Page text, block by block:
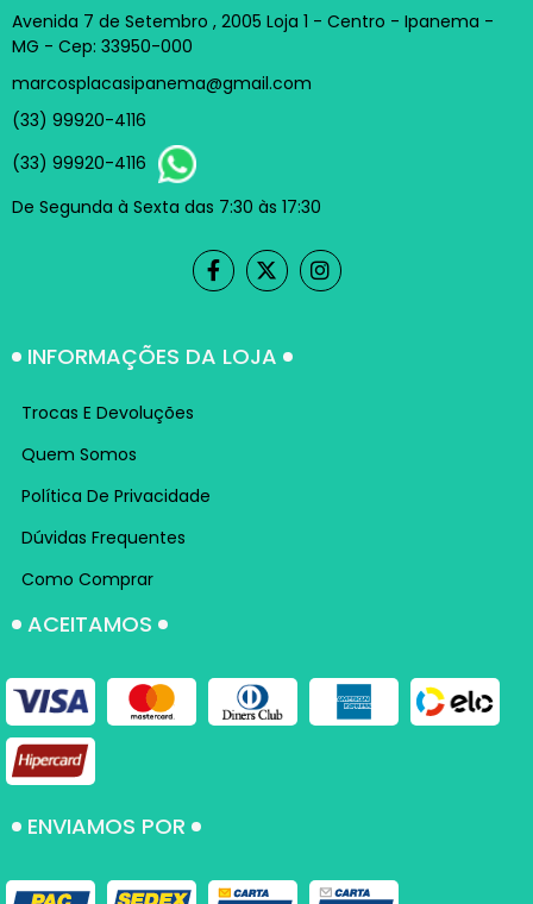
Avenida 7 de Setembro , 2005 Loja 1 - Centro - Ipanema -
MG - Cep: 33950-000
marcosplacasipanema@gmail.com
(33) 99920-4116
(33) 99920-4116
De Segunda à Sexta das 7:30 às 17:30
INFORMAÇÕES DA LOJA
Trocas E Devoluções
Quem Somos
Política De Privacidade
Dúvidas Frequentes
Como Comprar
ACEITAMOS
ENVIAMOS POR